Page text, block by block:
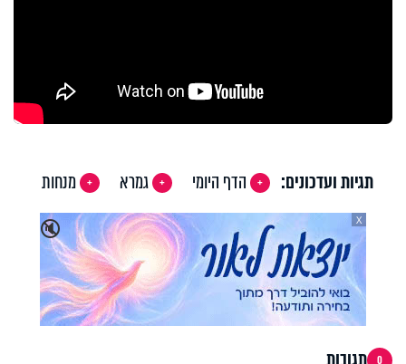
תגיות ועדכונים: הדף היומי גמרא
מנחות
🔇
X
0